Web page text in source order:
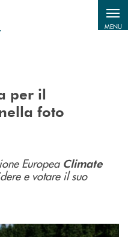
MENU
per il
foto
Europea Climate
e votare il suo